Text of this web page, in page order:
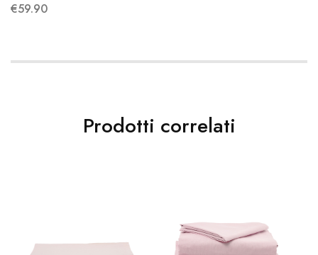
€59.90
Prodotti correlati